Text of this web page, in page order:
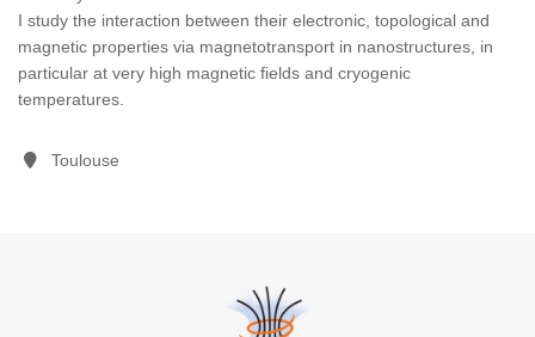
I study the interaction between their electronic, topological and
magnetic properties via magnetotransport in nanostructures, in
particular at very high magnetic fields and cryogenic
temperatures.
Toulouse